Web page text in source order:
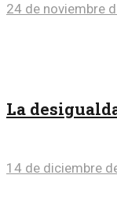
24 de noviembre
La
14 de diciembre